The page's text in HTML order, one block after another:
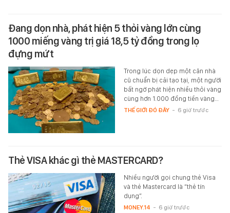
Đang dọn nhà, phát hiện 5 thỏi vàng lớn cùng
1000 miếng vàng trị giá 18,5 tỷ đồng trong lọ
đựng mứt
Trong lúc dọn dẹp một căn nhà
cũ chuẩn bị cải tạo tại, một người
bất ngờ phát hiện nhiều thỏi vàng
cùng hơn 1.000 đồng tiền vàng…
THẾ GIỚI ĐÓ ĐÂY - 6 giờ trước
Thẻ VISA khác gì thẻ MASTERCARD?
Nhiều người gọi chung thẻ Visa
và thẻ Mastercard là “thẻ tín
dụng”.
MONEY.14 - 6 giờ trước